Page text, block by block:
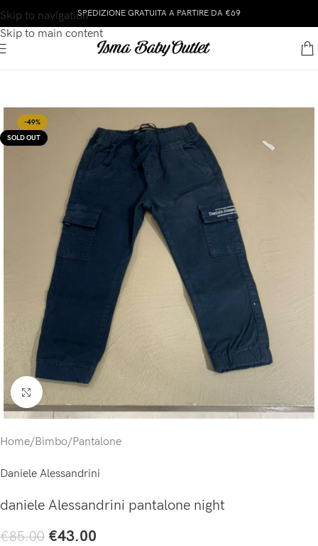
Skip to navigation
Skip to main content
SPEDIZIONE GRATUITA A PARTIRE DA €69
-49%
SOLD OUT
Click to enlarge
Home/Bimbo/Pantalone
Daniele Alessandrini
daniele Alessandrini pantalone night
€85.00 €43.00